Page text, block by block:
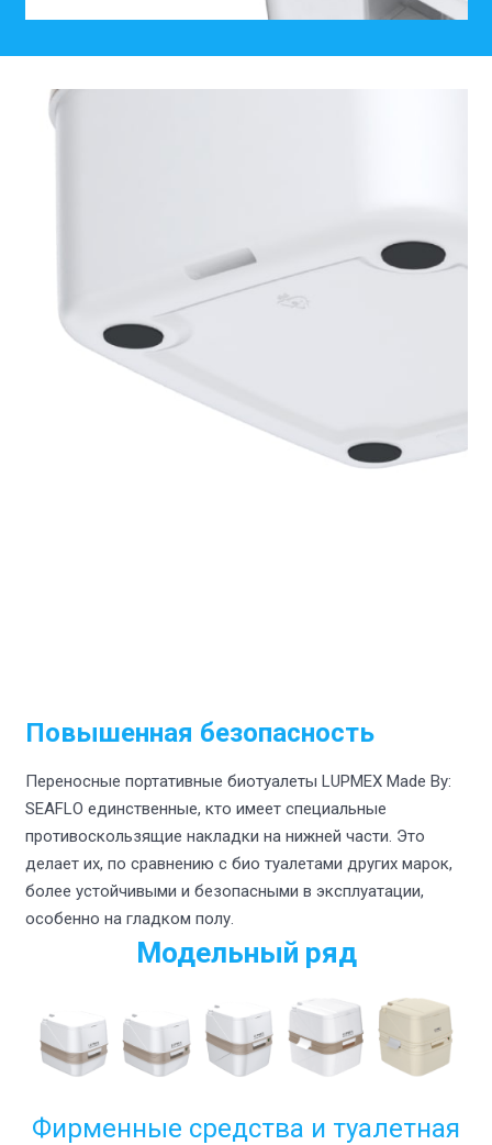
Повышенная безопасность
Переносные портативные биотуалеты LUPMEX Made By:
SEAFLO единственные, кто имеет специальные
противоскользящие накладки на нижней части. Это
делает их, по сравнению с био туалетами других марок,
более устойчивыми и безопасными в эксплуатации,
особенно на гладком полу.
Модельный ряд
Фирменные средства и туалетная